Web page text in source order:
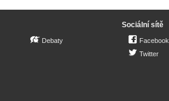
Debaty
Sociální sítě
Facebook
Twitter